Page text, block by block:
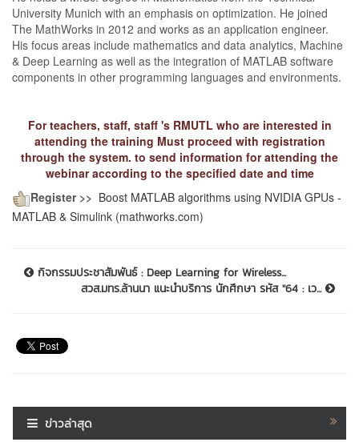
University Munich with an emphasis on optimization. He joined
The MathWorks in 2012 and works as an application engineer.
His focus areas include mathematics and data analytics, Machine
& Deep Learning as well as the integration of MATLAB software
components in other programming languages and environments.
For teachers, staff, staff 's RMUTL who are interested in
attending the training Must proceed with registration
through the system. to send information for attending the
webinar according to the specified date and time
Register >> Boost MATLAB algorithms using NVIDIA GPUs -
MATLAB & Simulink (mathworks.com)
กิจกรรมประชาสัมพันธ์ : Deep Learning for Wireless...
สวส.มทร.ล้านนา แนะนำบริการ นักศึกษา รหัส ''64 : เว...
ข่าวล่าสุด